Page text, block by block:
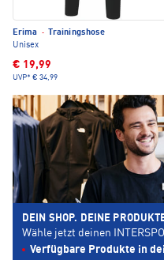
Erima ·
Trainingshose
Unisex
€ 19,99
UVP* € 34,99
DEIN SHOP. DEINE
Wähle jetzt deinen
Verfügbare Produkte in